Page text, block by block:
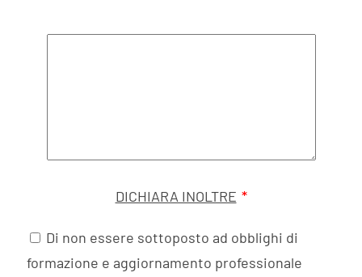
DICHIARA INOLTRE *
Di non essere sottoposto ad obblighi di
formazione e aggiornamento professionale